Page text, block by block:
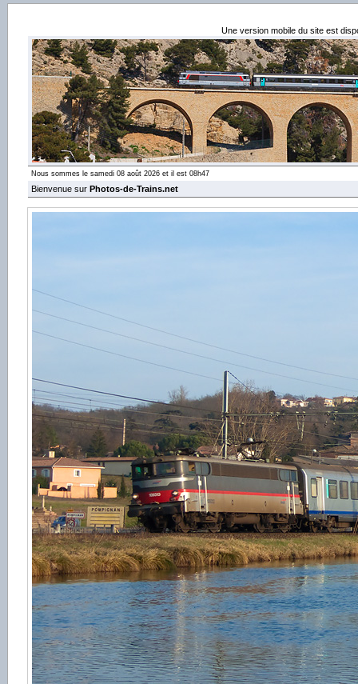
Une version mobile du site est
Nous sommes le samedi 08 août 2026 et il est 08h47
Bienvenue sur Photos-de-Trains.net